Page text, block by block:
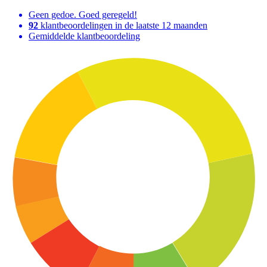
Geen gedoe. Goed geregeld!
92 klantbeoordelingen in de laatste 12 maanden
Gemiddelde klantbeoordeling